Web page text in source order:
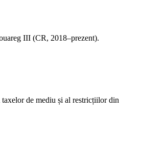
III (CR, 2018–prezent).
de mediu și al restricțiilor din